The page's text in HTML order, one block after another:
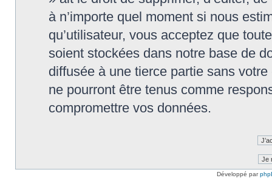
à n’importe quel moment si nous
qu’utilisateur, vous acceptez que
soient stockées dans notre base de
diffusée à une tierce partie sans
ne pourront être tenus comme
compromettre vos données.
Développé par